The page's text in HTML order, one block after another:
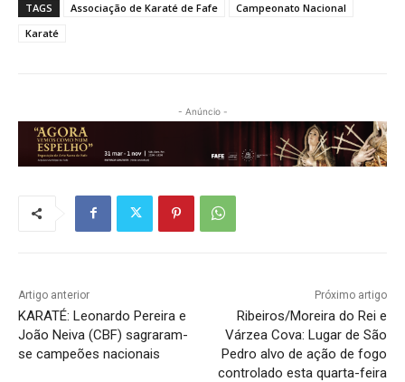
TAGS Associação de Karaté de Fafe
Campeonato Nacional
Karaté
- Anúncio -
Artigo anterior
KARATÉ: Leonardo Pereira e
João Neiva (CBF) sagraram-
se campeões nacionais
Próximo artigo
Ribeiros/Moreira do Rei e
Várzea Cova: Lugar de São
Pedro alvo de ação de fogo
controlado esta quarta-feira